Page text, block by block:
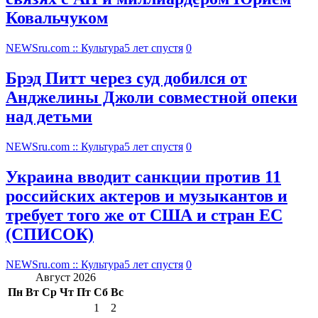
Ковальчуком
NEWSru.com :: Культура5 лет спустя 0
Брэд Питт через суд добился от
Анджелины Джоли совместной опеки
над детьми
NEWSru.com :: Культура5 лет спустя 0
Украина вводит санкции против 11
российских актеров и музыкантов и
требует того же от США и стран ЕС
(СПИСОК)
NEWSru.com :: Культура5 лет спустя 0
Август 2026
Пн Вт Ср Чт Пт Сб Вс
1
2